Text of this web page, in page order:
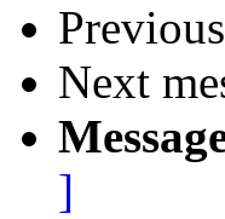
Next
]